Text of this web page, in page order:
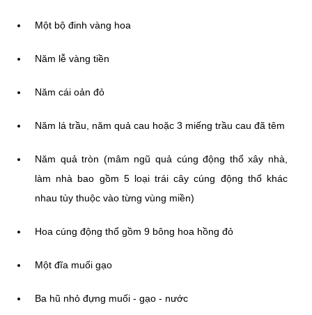
Một bộ đinh vàng hoa
Năm lễ vàng tiền
Năm cái oản đỏ
Năm lá trầu, năm quả cau hoặc 3 miếng trầu cau đã têm
Năm quả tròn (mâm ngũ quả cúng động thổ xây nhà,
làm nhà bao gồm 5 loại trái cây cúng động thổ khác
nhau tùy thuộc vào từng vùng miền)
Hoa cúng động thổ gồm 9 bông hoa hồng đỏ
Một đĩa muối gạo
Ba hũ nhỏ đựng muối - gạo - nước